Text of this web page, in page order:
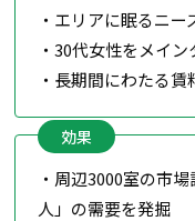
・エリアに眠るニー
・30代女性をメイ
・長期間にわたる
効果
・周辺3000室の市
人」の需要を発掘